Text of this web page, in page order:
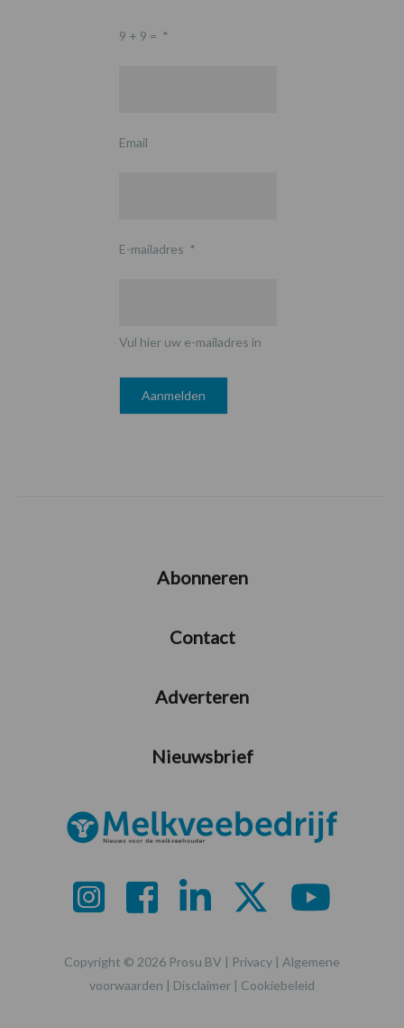
9 + 9 = *
Email
E-mailadres *
Vul hier uw e-mailadres in
Abonneren
Contact
Adverteren
Nieuwsbrief
Copyright © 2026 Prosu BV | Privacy | Algemene
voorwaarden | Disclaimer | Cookiebeleid